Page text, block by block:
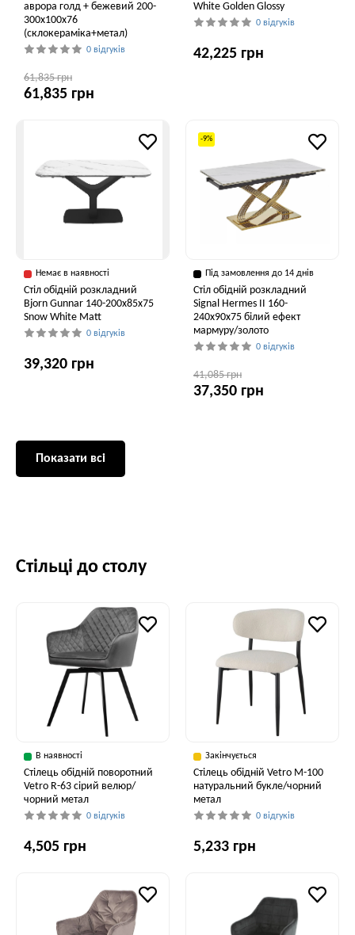
аврора голд + бежевий 200-
300x100x76
(склокераміка+метал)
0 відгуків
61,835 грн
61,835 грн
White Golden Glossy
0 відгуків
42,225 грн
Немає в наявності
Стіл обідній розкладний
Bjorn Gunnar 140-200х85х75
Snow White Matt
0 відгуків
39,320 грн
-9%
Під замовлення до 14 днів
Стіл обідній розкладний
Signal Hermes II 160-
240x90x75 білий ефект
мармуру/золото
0 відгуків
41,085 грн
37,350 грн
Показати всі
Стільці до столу
В наявності
Стілець обідній поворотний
Vetro R-63 сірий велюр/
чорний метал
0 відгуків
4,505 грн
Закінчується
Стілець обідній Vetro M-100
натуральний букле/чорний
метал
0 відгуків
5,233 грн